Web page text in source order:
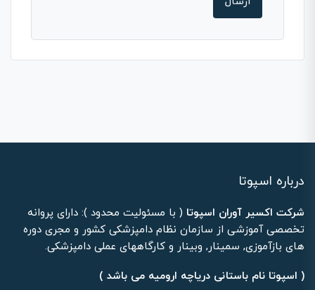
درباره اسپوتا
شرکت اکسیر آوران اسپوتا ( با مسئولیت محدود ): دارای پروانه
تخصصی آموزشی از سازمان نظام دامپزشکی کشور و مجری دوره
های بازآموزی, سمینار, وبینار و کارگاههای عملی دامپزشکی.
( اسپوتا نام باستانی دریاچه ارومیه می باشد )